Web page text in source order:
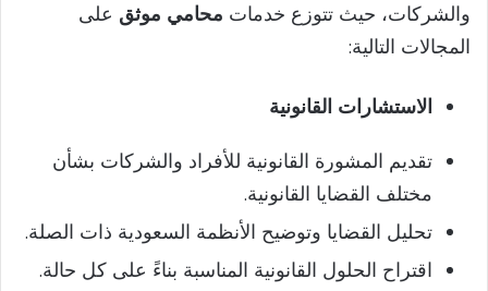
والشركات، حيث تتوزع خدمات محامي موثق على
المجالات التالية:
الاستشارات القانونية
تقديم المشورة القانونية للأفراد والشركات بشأن
مختلف القضايا القانونية.
تحليل القضايا وتوضيح الأنظمة السعودية ذات الصلة.
اقتراح الحلول القانونية المناسبة بناءً على كل حالة.